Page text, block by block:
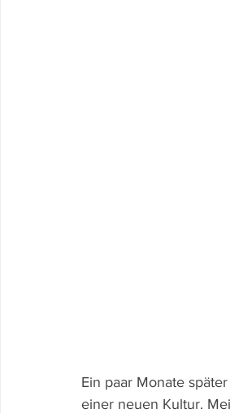
Ein paar Monate
einer neuen Kultur.